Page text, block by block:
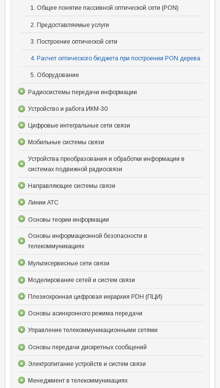
1. Общее понятие пассивной оптической сети (PON)
2. Предоставляемые услуги
3. Построение оптической сети
4. Расчет оптического бюджета при построении PON дерева
5. Оборудование
Радиосистемы передачи информации
Устройство и работа ИКМ-30
Цифровые интегральные сети связи
Мобильные системы связи
Устройства преобразования и обработки информации в
системах подвижной радиосвязи
Направляющие системы связи
Линии АТС
Основы теории информации
Основы информационной безопасности в
телекоммуникациях
Мультисервисные сети связи
Моделирование сетей и систем связи
Плезиохронная цифровая иерархия PDH (ПЦИ)
Основы асинхронного режима передачи
Управление телекоммуникационными сетями
Основы передачи дискретных сообщений
Электропитание устройств и систем связи
Менеджмент в телекоммуникациях